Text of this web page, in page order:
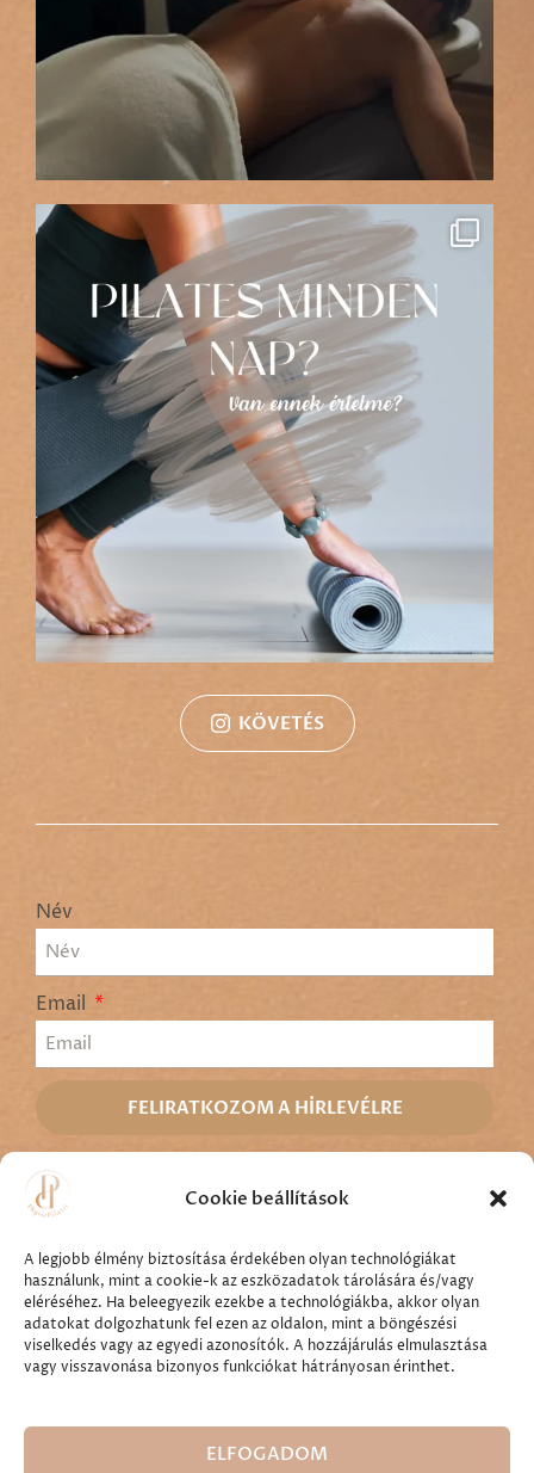
Cookie beállítások
A legjobb élmény biztosítása érdekében olyan technológiákat
használunk, mint a cookie-k az eszközadatok tárolására és/vagy
eléréséhez. Ha beleegyezik ezekbe a technológiákba, akkor olyan
adatokat dolgozhatunk fel ezen az oldalon, mint a böngészési
viselkedés vagy az egyedi azonosítók. A hozzájárulás elmulasztása
vagy visszavonása bizonyos funkciókat hátrányosan érinthet.
ELFOGADOM
KÖVETÉS
Név
Email
FELIRATKOZOM A HÍRLEVÉLRE
Ingyenes próbaidőszak
Minden jog fenntartva ©2026Physiopilates Kft.